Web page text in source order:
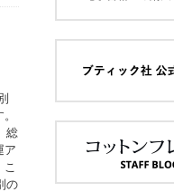
総
ア
の